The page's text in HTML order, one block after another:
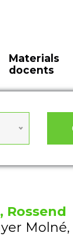
Materials
docents
Rossend